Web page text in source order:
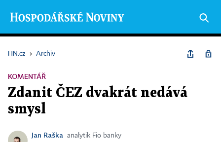
HN.cz › Archiv
KOMENTÁŘ
Zdanit ČEZ dvakrát nedává
smysl
Jan Raška
analytik Fio banky